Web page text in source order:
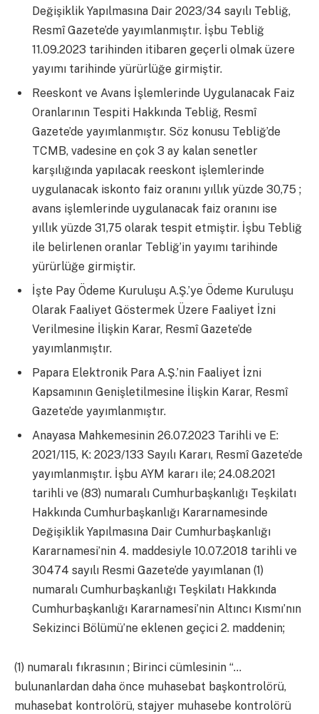
Değişiklik Yapılmasına Dair 2023/34 sayılı Tebliğ,
Resmî Gazete’de yayımlanmıştır. İşbu Tebliğ
11.09.2023 tarihinden itibaren geçerli olmak üzere
yayımı tarihinde yürürlüğe girmiştir.
Reeskont ve Avans İşlemlerinde Uygulanacak Faiz
Oranlarının Tespiti Hakkında Tebliğ, Resmî
Gazete’de yayımlanmıştır. Söz konusu Tebliğ’de
TCMB, vadesine en çok 3 ay kalan senetler
karşılığında yapılacak reeskont işlemlerinde
uygulanacak iskonto faiz oranını yıllık yüzde 30,75 ;
avans işlemlerinde uygulanacak faiz oranını ise
yıllık yüzde 31,75 olarak tespit etmiştir. İşbu Tebliğ
ile belirlenen oranlar Tebliğ’in yayımı tarihinde
yürürlüğe girmiştir.
İşte Pay Ödeme Kuruluşu A.Ş.’ye Ödeme Kuruluşu
Olarak Faaliyet Göstermek Üzere Faaliyet İzni
Verilmesine İlişkin Karar, Resmî Gazete’de
yayımlanmıştır.
Papara Elektronik Para A.Ş.’nin Faaliyet İzni
Kapsamının Genişletilmesine İlişkin Karar, Resmî
Gazete’de yayımlanmıştır.
Anayasa Mahkemesinin 26.07.2023 Tarihli ve E:
2021/115, K: 2023/133 Sayılı Kararı, Resmî Gazete’de
yayımlanmıştır. İşbu AYM kararı ile; 24.08.2021
tarihli ve (83) numaralı Cumhurbaşkanlığı Teşkilatı
Hakkında Cumhurbaşkanlığı Kararnamesinde
Değişiklik Yapılmasına Dair Cumhurbaşkanlığı
Kararnamesi’nin 4. maddesiyle 10.07.2018 tarihli ve
30474 sayılı Resmi Gazete’de yayımlanan (1)
numaralı Cumhurbaşkanlığı Teşkilatı Hakkında
Cumhurbaşkanlığı Kararnamesi’nin Altıncı Kısmı’nın
Sekizinci Bölümü’ne eklenen geçici 2. maddenin;
(1) numaralı fıkrasının ; Birinci cümlesinin “…
bulunanlardan daha önce muhasebat başkontrolörü,
muhasebat kontrolörü, stajyer muhasebe kontrolörü